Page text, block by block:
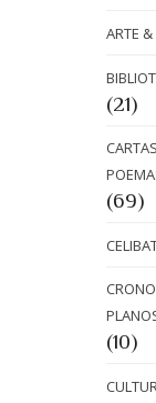
ARTE
(21)
(69)
(10)